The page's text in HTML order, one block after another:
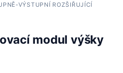
VÝSTUPNÍ ROZŠIŘUJÍCÍ
modul výšky